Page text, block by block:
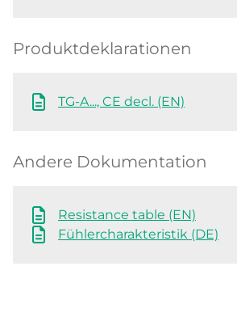
Produktdeklarationen
TG-A..., CE decl. (EN)
Andere Dokumentation
Resistance table (EN)
Fühlercharakteristik (DE)